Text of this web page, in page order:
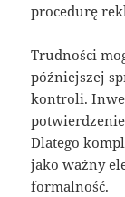
procedurę
Trudności
późniejszej
kontroli.
Dlatego
jako ważny
formalność.